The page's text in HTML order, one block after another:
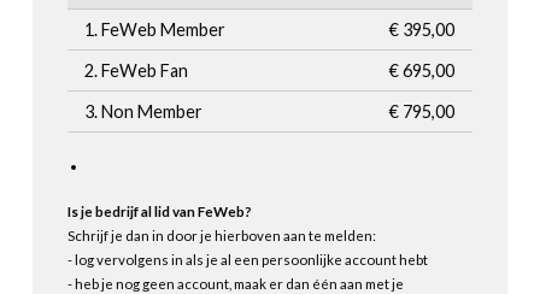
1. FeWeb Member
€ 395,00
2. FeWeb Fan
€ 695,00
3. Non Member
€ 795,00
Is je bedrijf al lid van FeWeb?
Schrijf je dan in door je hierboven aan te melden:
- log vervolgens in als je al een persoonlijke account hebt
- heb je nog geen account, maak er dan één aan met je